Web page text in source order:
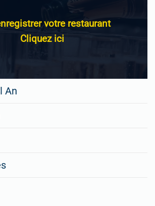
votre restaurant
Cliquez ici
An